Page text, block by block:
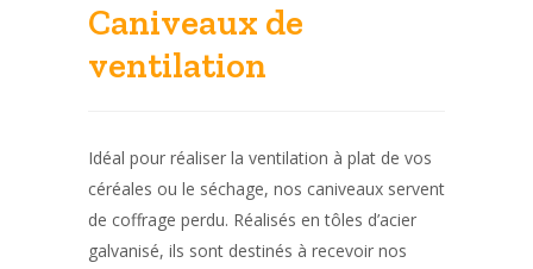
Caniveaux de
ventilation
Idéal pour réaliser la ventilation à plat de vos
céréales ou le séchage, nos caniveaux servent
de coffrage perdu. Réalisés en tôles d’acier
galvanisé, ils sont destinés à recevoir nos